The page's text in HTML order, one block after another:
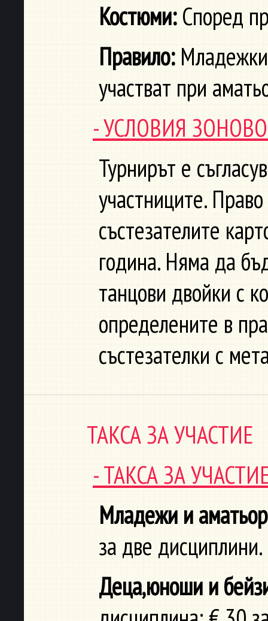
Костюми:Според
Правило:
участват при
- УСЛОВИЯ
Турнирът е
участниците.
състезателите
година. Няма да
танцови двойки с
определените в
състезателки с
ТАКСА ЗА УЧАСТИЕ
- ТАКСА ЗА
Младежи и
за две дисциплини.
Деца,юноши и